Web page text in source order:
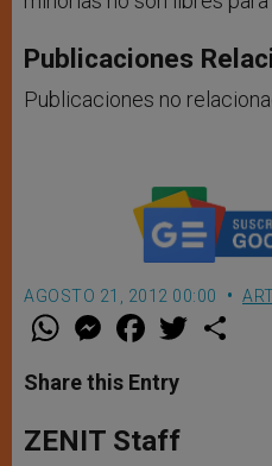
Publicaciones
Publicaciones no
AGOSTO 21, 2012 00:00
W
t
s
p
p
M
e
s
e
g
e
F
a
e
b
o
k
w
Share this Entry
ZENIT Staff